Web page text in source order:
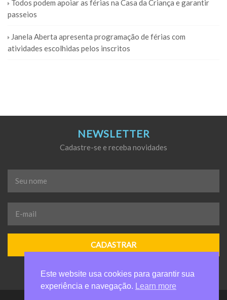
Todos podem apoiar as férias na Casa da Criança e garantir
passeios
Janela Aberta apresenta programação de férias com
atividades escolhidas pelos inscritos
NEWSLETTER
Cadastre-se e receba novidades
Seu
nome
E-
mail
Este website usa cookies para garantir sua
experiência e navegação.
Learn more